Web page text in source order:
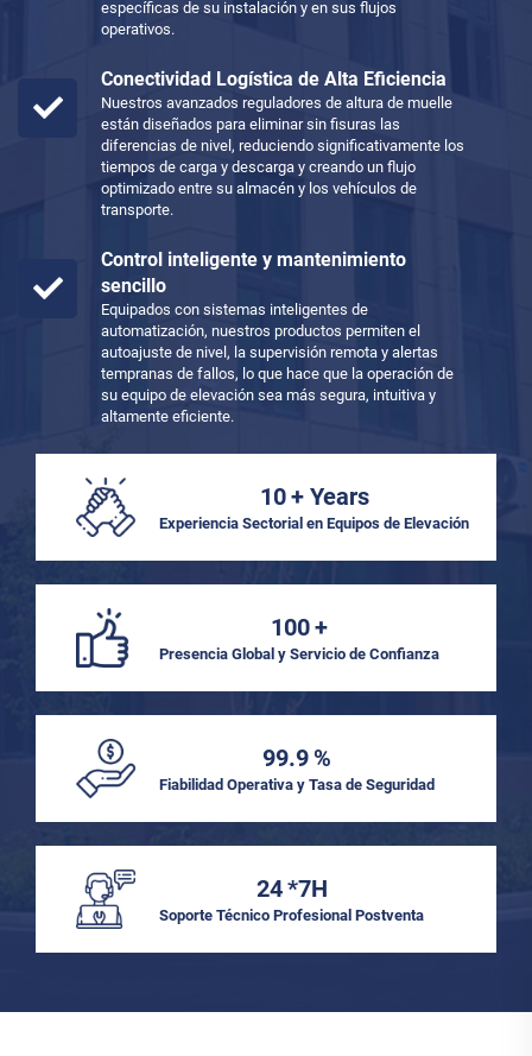
específicas de su instalación y en sus flujos
operativos.
Conectividad Logística de Alta Eficiencia
Nuestros avanzados reguladores de altura de muelle
están diseñados para eliminar sin fisuras las
diferencias de nivel, reduciendo significativamente los
tiempos de carga y descarga y creando un flujo
optimizado entre su almacén y los vehículos de
transporte.
Control inteligente y mantenimiento
sencillo
Equipados con sistemas inteligentes de
automatización, nuestros productos permiten el
autoajuste de nivel, la supervisión remota y alertas
tempranas de fallos, lo que hace que la operación de
su equipo de elevación sea más segura, intuitiva y
altamente eficiente.
10+ Years
Experiencia Sectorial en Equipos de Elevación
100+
Presencia Global y Servicio de Confianza
99.9 %
Fiabilidad Operativa y Tasa de Seguridad
24*7H
Soporte Técnico Profesional Postventa